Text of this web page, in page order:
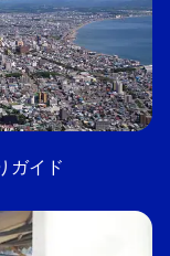
ガイド